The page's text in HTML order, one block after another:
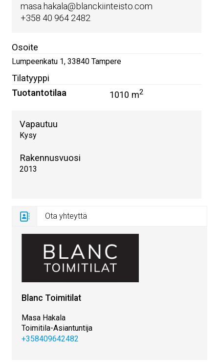
masa.hakala@blanckiinteisto.com
+358 40 964 2482
Osoite
Lumpeenkatu 1, 33840 Tampere
Tilatyyppi
Tuotantotilaa
1010 m2
Vapautuu
Kysy
Rakennusvuosi
2013
Ota yhteyttä
Blanc Toimitilat
Masa Hakala
Toimitila-Asiantuntija
+358409642482